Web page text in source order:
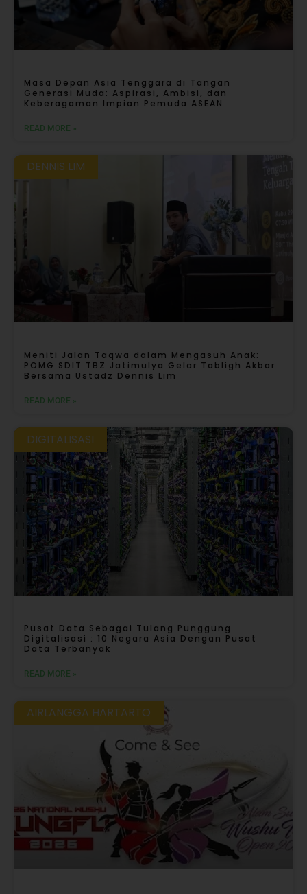
Masa Depan Asia Tenggara di Tangan
Generasi Muda: Aspirasi, Ambisi, dan
Keberagaman Impian Pemuda ASEAN
READ MORE »
DENNIS LIM
Meniti Jalan Taqwa dalam Mengasuh Anak:
POMG SDIT TBZ Jatimulya Gelar Tabligh Akbar
Bersama Ustadz Dennis Lim
READ MORE »
DIGITALISASI
Pusat Data Sebagai Tulang Punggung
Digitalisasi : 10 Negara Asia Dengan Pusat
Data Terbanyak
READ MORE »
AIRLANGGA HARTARTO